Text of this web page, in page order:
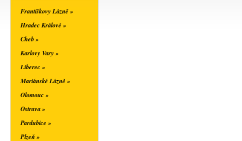
Františkovy Lázně »
Hradec Králové »
Cheb »
Karlovy Vary »
Liberec »
Mariánské Lázně »
Olomouc »
Ostrava »
Pardubice »
Plzeň »